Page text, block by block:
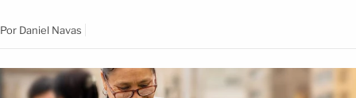
Por Daniel Navas